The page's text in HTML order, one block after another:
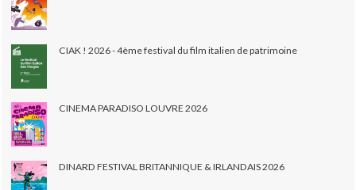
CIAK ! 2026 - 4ème festival du film italien de patrimoine
CINEMA PARADISO LOUVRE 2026
DINARD FESTIVAL BRITANNIQUE & IRLANDAIS 2026